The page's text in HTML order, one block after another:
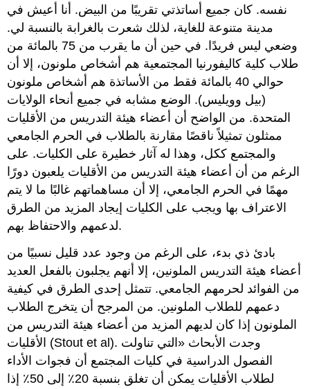
نفسه. كان جميع أساتذتي تقريبًا من البيض. أنا أعيش في
مدينة متنوعة للغاية، لذلك شعرت بالغرابة بالنسبة لي.
وضعي ليس فريدًا. في حين أن ما يقرب من 75 بالمائة من
طلاب كلية كاليفورنيا المجتمعية هم أشخاص ملونون، إلا أن
حوالي 40 بالمائة فقط من الأساتذة هم أشخاص ملونون
(بيل وويليس). الوضع مشابه في جميع أنحاء الولايات
المتحدة. من الواضح أن أعضاء هيئة التدريس من الأقليات
ممثلون تمثيلاً ناقصًا مقارنة بالطلاب في الحرم الجامعي
والمجتمع ككل، وهذا له آثار خطيرة على الكليات. على
الرغم من أن أعضاء هيئة التدريس من الأقليات يلعبون دورًا
مهمًا في الحرم الجامعي، إلا أن مساهماتهم غالبًا ما لا يتم
الاعتراف بها ويجب على الكليات إيجاد المزيد من الطرق
لدعمهم والاحتفاظ بهم.
بادئ ذي بدء، على الرغم من وجود عدد قليل نسبيًا من
أعضاء هيئة التدريس الملونين، إلا أنهم يجلبون بالفعل العديد
من الفوائد لحرمهم الجامعي. تتمثل إحدى الطرق في كيفية
دعمهم للطلاب الملونين. من المرجح أن يتخرج الطلاب
الملونون إذا كان لديهم المزيد من أعضاء هيئة التدريس من
الأقليات (Stout et al). وجدت الأبحاث «التي تناولت
الفصول الدراسية في كليات المجتمع أن فجوات الأداء
لطلاب الأقليات يمكن أن تغلق بنسبة 20٪ إلى 50٪ إذا